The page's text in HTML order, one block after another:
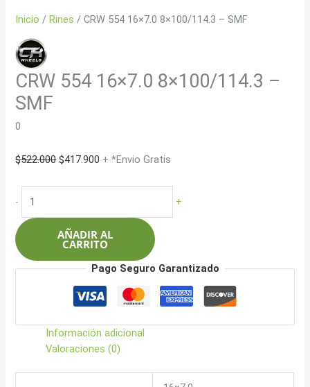
Inicio / Rines / CRW 554 16×7.0 8×100/114.3 – SMF
CRW 554 16×7.0 8×100/114.3 –
SMF
0
$522.000El
original
$417.900 El
actual
$417.900.
+ *Envio Gratis
-
554
16x7.0
8x100/114.3
-
SMF
+
AÑADIR AL
CARRITO
Pago Seguro Garantizado
Información adicional
Valoraciones (0)